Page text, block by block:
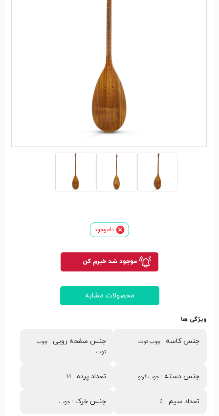
موجود شد خبرم کن
ناموجود
محصولات مشابه
ویژگی ها
جنس کاسه : چوب توت جنس صفحه رویی :چوب
توت
جنس دسته : چوب گردو تعداد پرده :
14
تعداد سیم :
3 جنس خرک :چوب